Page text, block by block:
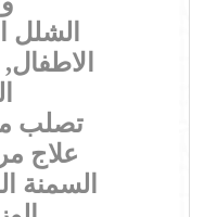
الشلل
تصلب
علاج
السمنة